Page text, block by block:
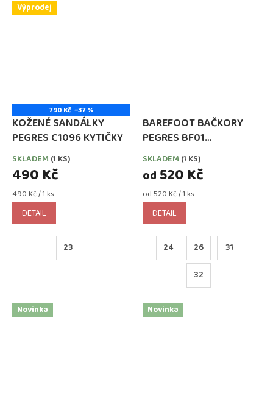
Výprodej
790 Kč –37 %
KOŽENÉ SANDÁLKY
PEGRES C1096 KYTIČKY
SKLADEM (1 KS)
490 Kč
Měrná
cena:
490 Kč / 1 ks
DETAIL
23
BAREFOOT BAČKORY
PEGRES BF01
DINOSAURUS
SKLADEM (1 KS)
od 520 Kč
Měrná
cena:
od 520 Kč / 1 ks
DETAIL
24 26 31
32
Novinka Novinka